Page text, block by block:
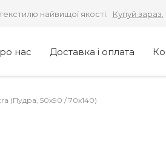
найвищої якості. Купуй зараз.
нас Доставка і оплата
(Пудра, 50х90 / 70х140)